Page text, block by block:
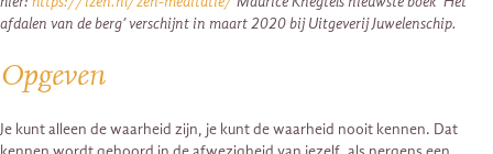
afdalen van de berg’ verschijnt in maart 2020 bij Uitgeverij Juwelenschip.
Opgeven
Je kunt alleen de waarheid zijn, je kunt de waarheid nooit kennen. Dat